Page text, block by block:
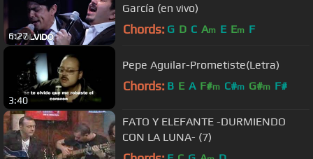
6:27
García (en vivo)
Chords: G D C Am E Em F
3:40
Pepe Aguilar-Prometiste(Letra)
Chords: B E A F#m C#m G#m F#
FATO Y ELEFANTE -DURMIENDO
CON LA LUNA- (7)